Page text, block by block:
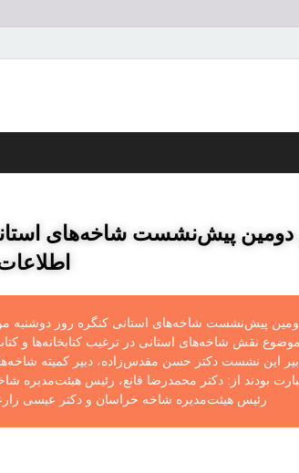
پیش‌نشست شاخه‌های
موضوع نقش شاخه‌های استانی در ترغیب کتابخانه‌ها و
این نشست دکتر حسن مقدس‌زاده، دبیر کمیته
بودند از: دکتر محمدرضا قانع، رئیس هیئت‌مدیره
رئیس هیئت‌مدیره شاخه خراسان و دکتر عیسی